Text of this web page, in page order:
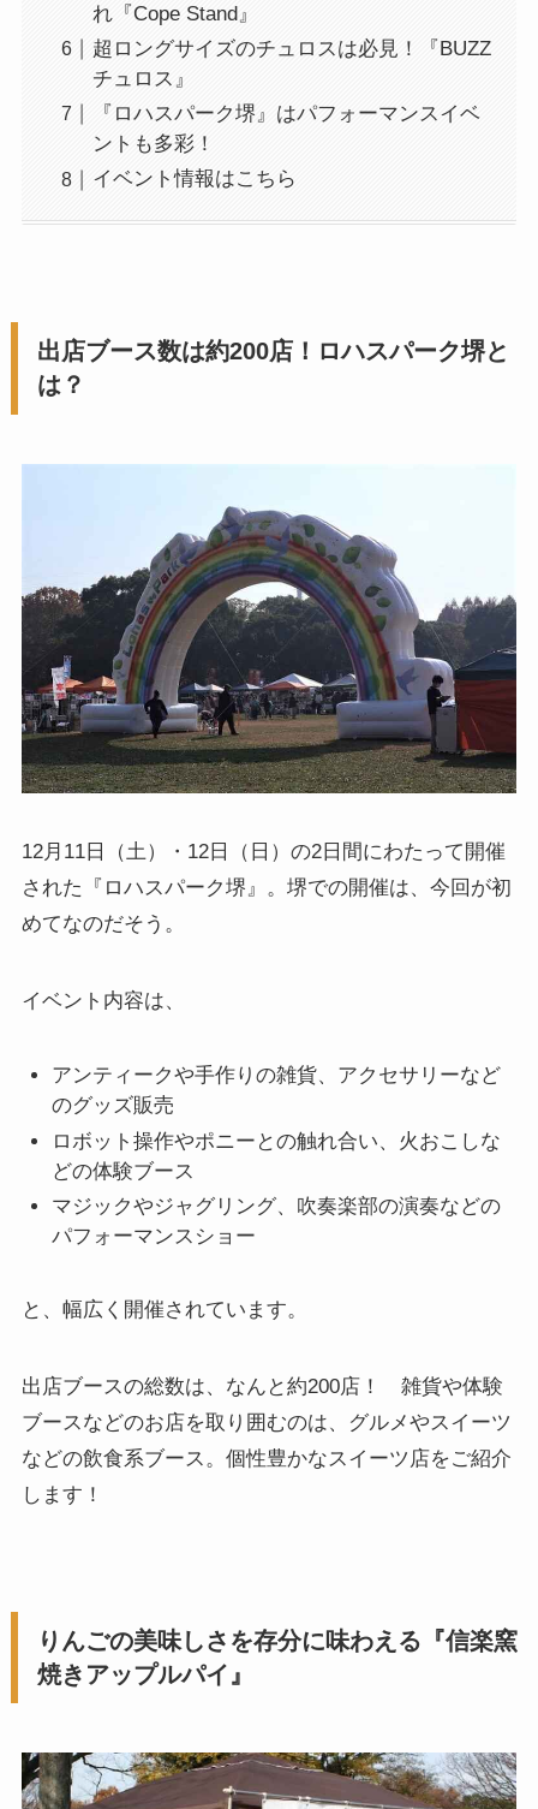
れ『Cope Stand』
超ロングサイズのチュロスは必見！『BUZZ
チュロス』
『ロハスパーク堺』はパフォーマンスイベ
ントも多彩！
イベント情報はこちら
出店ブース数は約200店！ロハスパーク堺と
は？
12月11日（土）・12日（日）の2日間にわたって開催
された『ロハスパーク堺』。堺での開催は、今回が初
めてなのだそう。
イベント内容は、
アンティークや手作りの雑貨、アクセサリーなど
のグッズ販売
ロボット操作やポニーとの触れ合い、火おこしな
どの体験ブース
マジックやジャグリング、吹奏楽部の演奏などの
パフォーマンスショー
と、幅広く開催されています。
出店ブースの総数は、なんと約200店！ 雑貨や体験
ブースなどのお店を取り囲むのは、グルメやスイーツ
などの飲食系ブース。個性豊かなスイーツ店をご紹介
します！
りんごの美味しさを存分に味わえる『信楽窯
焼きアップルパイ』